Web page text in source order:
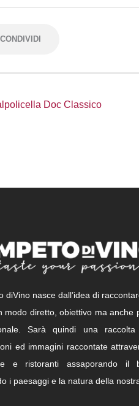
CONDIVIDI
Doc Classico
diVino nasce dall’idea di
modo diretto, obiettivo ma anche
Sarà quindi una
ed immagini raccontate
e ristoranti assaporando il
i paesaggi e la natura della